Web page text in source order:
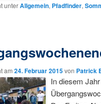
unterAllgemein, Pfadfinder,
am 24. Februar 2015von Patrick
In diesem